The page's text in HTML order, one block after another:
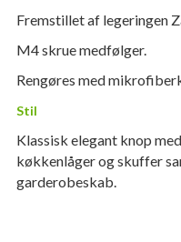
Fremstillet af legeringen
M4 skrue medfølger.
Rengøres med
Stil
Klassisk elegant knop
køkkenlåger og skuffer
garderobeskab.